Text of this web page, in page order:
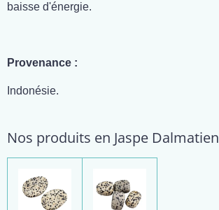
baisse d'énergie.
Provenance :
Indonésie.
Nos produits en Jaspe Dalmatien